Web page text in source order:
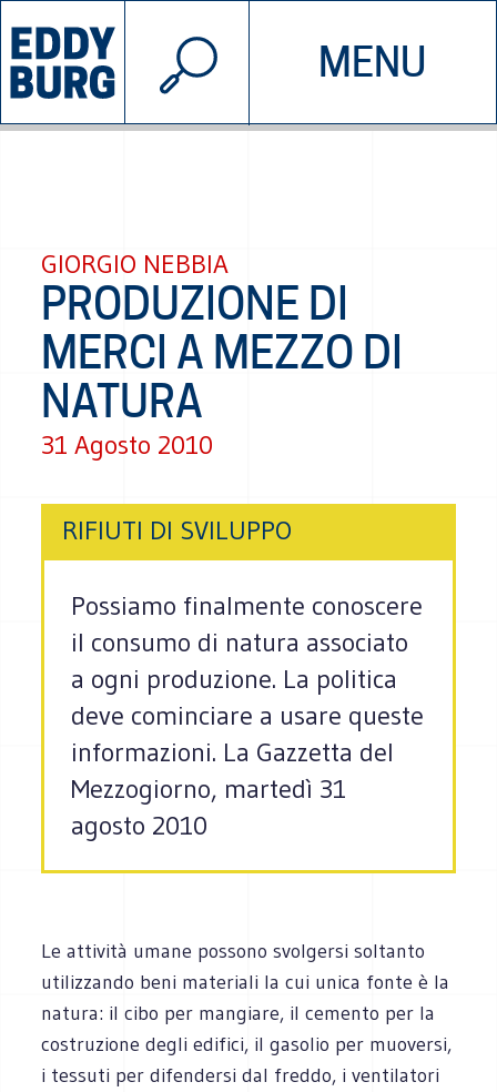
MENU
INIZIATIVE CHI SIAMO
© 2026 EDDYBURG
GIORGIO NEBBIA
PRODUZIONE DI
MERCI A MEZZO DI
NATURA
31 Agosto 2010
RIFIUTI DI SVILUPPO
Possiamo finalmente conoscere
il consumo di natura associato
a ogni produzione. La politica
deve cominciare a usare queste
informazioni. La Gazzetta del
Mezzogiorno, martedì 31
agosto 2010
Le attività umane possono svolgersi soltanto
utilizzando beni materiali la cui unica fonte è la
natura: il cibo per mangiare, il cemento per la
costruzione degli edifici, il gasolio per muoversi,
i tessuti per difendersi dal freddo, i ventilatori